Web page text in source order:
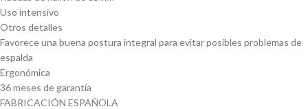
Uso intensivo
Otros detalles
Favorece una buena postura integral para evitar posibles problemas de
espalda
Ergonómica
36 meses de garantía
FABRICACIÓN ESPAÑOLA